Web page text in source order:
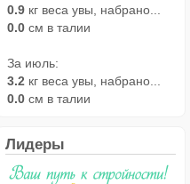
0.9 кг веса увы, набрано...
0.0 см в талии
За июль:
3.2 кг веса увы, набрано...
0.0 см в талии
Лидеры